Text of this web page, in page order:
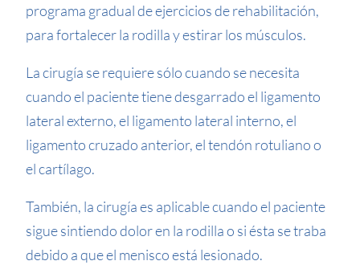
programa gradual de ejercicios de rehabilitación,
para fortalecer la rodilla y estirar los músculos.
La cirugía se requiere sólo cuando se necesita
cuando el paciente tiene desgarrado el ligamento
lateral externo, el ligamento lateral interno, el
ligamento cruzado anterior, el tendón rotuliano o
el cartílago.
También, la cirugía es aplicable cuando el paciente
sigue sintiendo dolor en la rodilla o si ésta se traba
debido a que el menisco está lesionado.